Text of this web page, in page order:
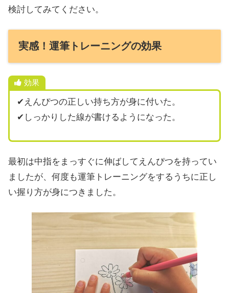
検討してみてください。
実感！運筆トレーニングの効果
効果
✔えんぴつの正しい持ち方が身に付いた。
✔しっかりした線が書けるようになった。
最初は中指をまっすぐに伸ばしてえんぴつを持ってい
ましたが、何度も運筆トレーニングをするうちに正し
い握り方が身につきました。